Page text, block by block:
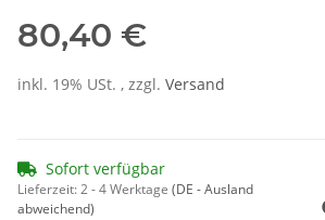
80,40 €
inkl. 19% USt. , zzgl. Versand
Sofort verfügbar
Lieferzeit:2 - 4 Werktage (DE - Ausland
abweichend)